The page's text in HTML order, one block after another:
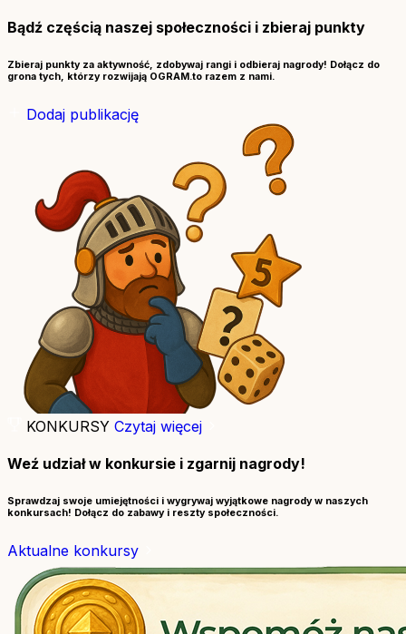
Bądź częścią naszej społeczności i zbieraj punkty
Zbieraj punkty za aktywność, zdobywaj rangi i odbieraj nagrody! Dołącz do
grona tych, którzy rozwijają OGRAM.to razem z nami.
Dodaj publikację
KONKURSY Czytaj więcej
Weź udział w konkursie i zgarnij nagrody!
Sprawdzaj swoje umiejętności i wygrywaj wyjątkowe nagrody w naszych
konkursach! Dołącz do zabawy i reszty społeczności.
Aktualne konkursy